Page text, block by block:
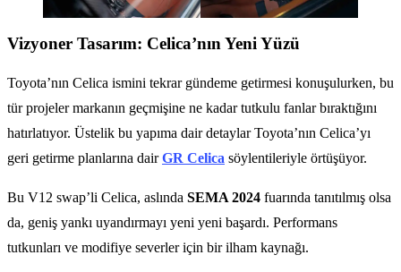
Vizyoner Tasarım: Celica’nın Yeni Yüzü
Toyota’nın Celica ismini tekrar gündeme getirmesi konuşulurken, bu
tür projeler markanın geçmişine ne kadar tutkulu fanlar bıraktığını
hatırlatıyor. Üstelik bu yapıma dair detaylar Toyota’nın Celica’yı
geri getirme planlarına dairGR Celica söylentileriyle örtüşüyor.
Bu V12 swap’li Celica, aslında SEMA 2024 fuarında tanıtılmış olsa
da, geniş yankı uyandırmayı yeni yeni başardı. Performans
tutkunları ve modifiye severler için bir ilham kaynağı.